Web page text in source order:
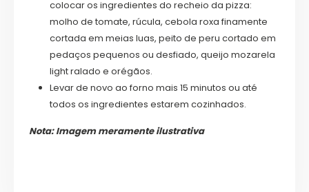
colocar os ingredientes do recheio da pizza:
molho de tomate, rúcula, cebola roxa finamente
cortada em meias luas, peito de peru cortado em
pedaços pequenos ou desfiado, queijo mozarela
light ralado e orégãos.
Levar de novo ao forno mais 15 minutos ou até
todos os ingredientes estarem cozinhados.
Nota: Imagem meramente ilustrativa